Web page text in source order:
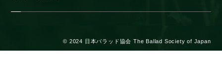
© 2024 日本バラッド協会 The Ballad Society of Japan